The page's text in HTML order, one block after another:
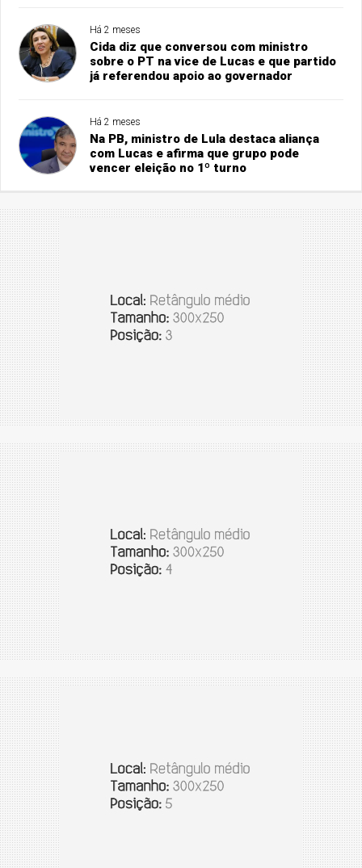
Há 2 meses
Cida diz que conversou com ministro
sobre o PT na vice de Lucas e que partido
já referendou apoio ao governador
Há 2 meses
Na PB, ministro de Lula destaca aliança
com Lucas e afirma que grupo pode
vencer eleição no 1º turno